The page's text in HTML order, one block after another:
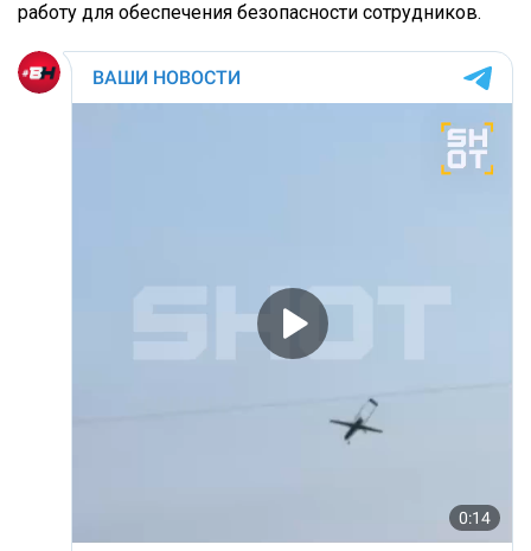
работу для обеспечения безопасности сотрудников.